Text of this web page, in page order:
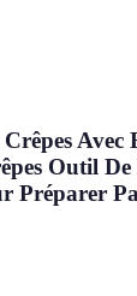
Avec
Outil
Préparer